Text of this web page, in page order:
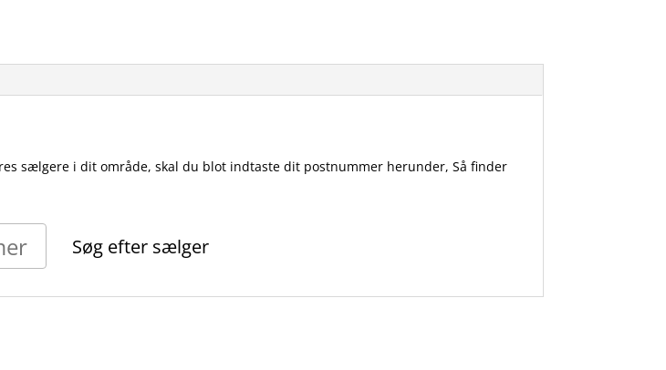
sælgere i dit område, skal du blot indtaste dit postnummer herunder, Så finder